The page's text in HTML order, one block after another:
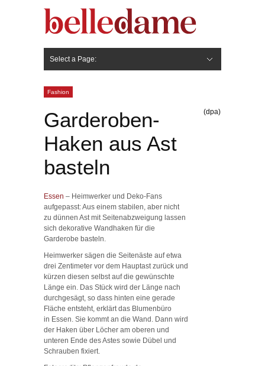
Select a Page:
Fashion
Garderoben-
Haken aus Ast
basteln
(dpa)
Essen – Heimwerker und Deko-Fans
aufgepasst: Aus einem stabilen, aber nicht
zu dünnen Ast mit Seitenabzweigung lassen
sich dekorative Wandhaken für die
Garderobe basteln.
Heimwerker sägen die Seitenäste auf etwa
drei Zentimeter vor dem Hauptast zurück und
kürzen diesen selbst auf die gewünschte
Länge ein. Das Stück wird der Länge nach
durchgesägt, so dass hinten eine gerade
Fläche entsteht, erklärt das Blumenbüro
in Essen. Sie kommt an die Wand. Dann wird
der Haken über Löcher am oberen und
unteren Ende des Astes sowie Dübel und
Schrauben fixiert.